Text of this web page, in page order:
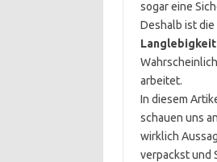
sogar eine
Deshalb ist die
Langlebigkeit
arbeitet.
In diesem
schauen uns
wirklich
verpackst und